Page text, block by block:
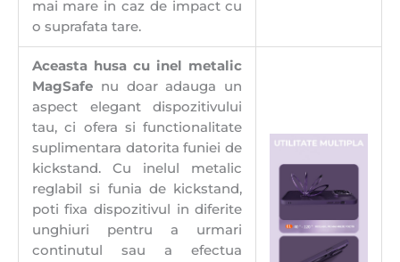
mai mare in caz de impact cu
o suprafata tare.
Aceasta husa cu inel metalic
MagSafe nu doar adauga un
aspect elegant dispozitivului
tau, ci ofera si functionalitate
suplimentara datorita funiei de
kickstand. Cu inelul metalic
reglabil si funia de kickstand,
poti fixa dispozitivul in diferite
unghiuri pentru a urmari
continutul sau a efectua